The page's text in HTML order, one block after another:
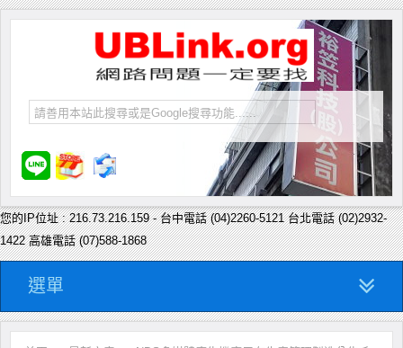
您的IP位址 : 216.73.216.159 - 台中電話 (04)2260-5121 台北電話 (02)2932-
1422 高雄電話 (07)588-1868
選單